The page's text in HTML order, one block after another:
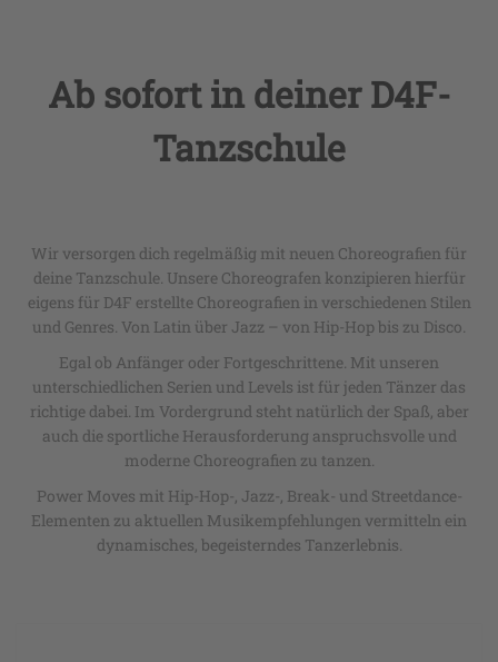
Ab sofort in deiner D4F-
Tanzschule
Wir versorgen dich regelmäßig mit neuen Choreografien für
deine Tanzschule. Unsere Choreografen konzipieren hierfür
eigens für D4F erstellte Choreografien in verschiedenen Stilen
und Genres. Von Latin über Jazz – von Hip-Hop bis zu Disco.
Egal ob Anfänger oder Fortgeschrittene. Mit unseren
unterschiedlichen Serien und Levels ist für jeden Tänzer das
richtige dabei. Im Vordergrund steht natürlich der Spaß, aber
auch die sportliche Herausforderung anspruchsvolle und
moderne Choreografien zu tanzen.
Power Moves mit Hip-Hop-, Jazz-, Break- und Streetdance-
Elementen zu aktuellen Musikempfehlungen vermitteln ein
dynamisches, begeisterndes Tanzerlebnis.